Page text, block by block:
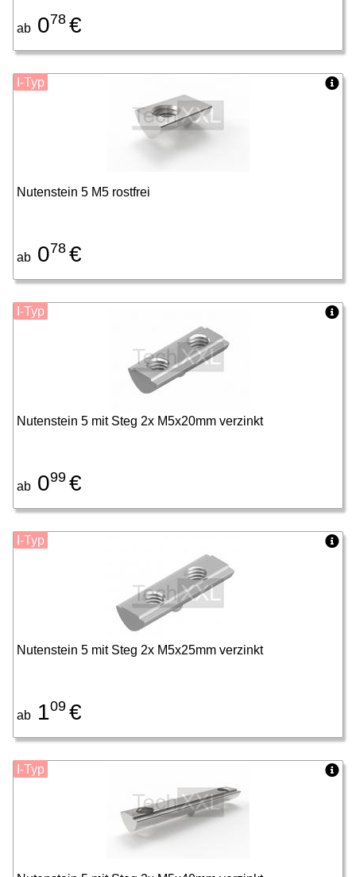
ab 078 €
Nutenstein 5 M5 rostfrei
ab 078 €
I-Typ
Nutenstein 5 mit Steg 2x M5x20mm verzinkt
ab 099 €
I-Typ
Nutenstein 5 mit Steg 2x M5x25mm verzinkt
ab 109 €
I-Typ
I-Typ